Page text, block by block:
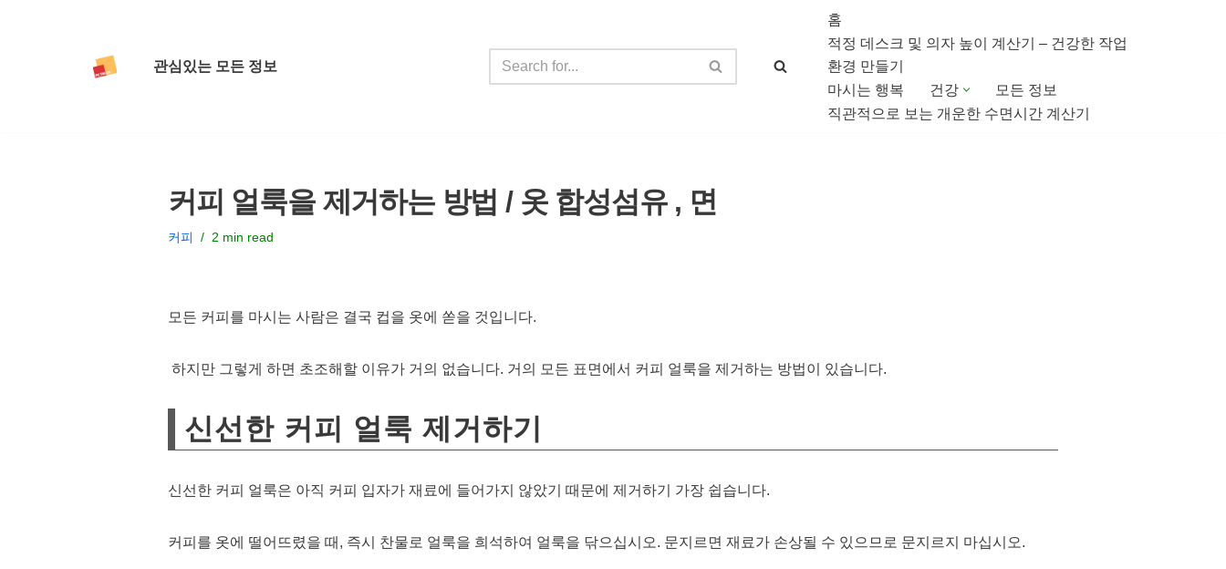
관심있는 모든 정보
홈
적정 데스크 및 의자 높이 계산기 – 건강한 작업
환경 만들기
마시는 행복
건강
모든 정보
직관적으로 보는 개운한 수면시간 계산기
커피 얼룩을 제거하는 방법 / 옷 합성섬유 , 면
커피 2 min read
모든 커피를 마시는 사람은 결국 컵을 옷에 쏟을 것입니다.
하지만 그렇게 하면 초조해할 이유가 거의 없습니다. 거의 모든 표면에서 커피 얼룩을 제거하는 방법이 있습니다.
신선한 커피 얼룩 제거하기
신선한 커피 얼룩은 아직 커피 입자가 재료에 들어가지 않았기 때문에 제거하기 가장 쉽습니다.
커피를 옷에 떨어뜨렸을 때, 즉시 찬물로 얼룩을 희석하여 얼룩을 닦으십시오. 문지르면 재료가 손상될 수 있으므로 문지르지 마십시오.